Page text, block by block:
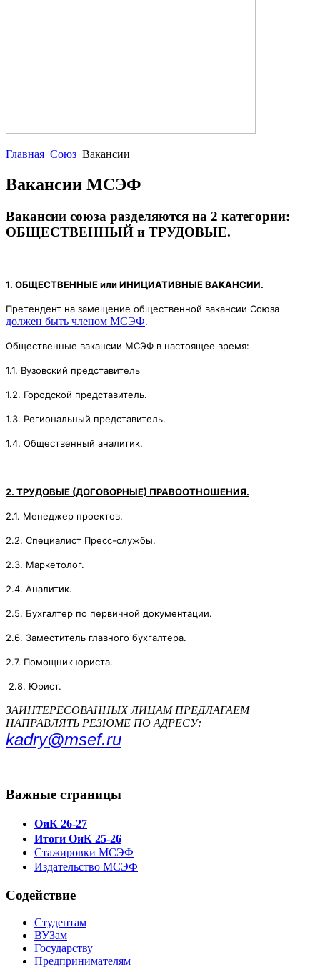
Главная Союз Вакансии
Вакансии МСЭФ
Вакансии союза разделяются на 2 категории:
ОБЩЕСТВЕННЫЙ и ТРУДОВЫЕ.
1. ОБЩЕСТВЕННЫЕ или ИНИЦИАТИВНЫЕ ВАКАНСИИ.
Претендент на замещение общественной вакансии Союза
должен быть членом МСЭФ.
Общественные вакансии МСЭФ в настоящее время:
1.1. Вузовский представитель
1.2. Городской представитель.
1.3. Региональный представитель.
1.4. Общественный аналитик.
2. ТРУДОВЫЕ (ДОГОВОРНЫЕ) ПРАВООТНОШЕНИЯ.
2.1. Менеджер проектов.
2.2. Специалист Пресс-службы.
2.3. Маркетолог.
2.4. Аналитик.
2.5. Бухгалтер по первичной документации.
2.6. Заместитель главного бухгалтера.
2.7. Помощник юриста.
2.8. Юрист.
ЗАИНТЕРЕСОВАННЫХ ЛИЦАМ ПРЕДЛАГАЕМ
НАПРАВЛЯТЬ РЕЗЮМЕ ПО АДРЕСУ:
kadry@msef.ru
Важные страницы
ОиК 26-27
Итоги ОиК 25-26
Стажировки МСЭФ
Издательство МСЭФ
Содействие
Студентам
ВУЗам
Государству
Предпринимателям